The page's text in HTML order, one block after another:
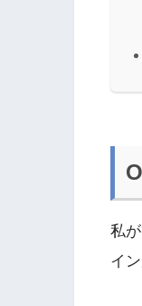
私
イ